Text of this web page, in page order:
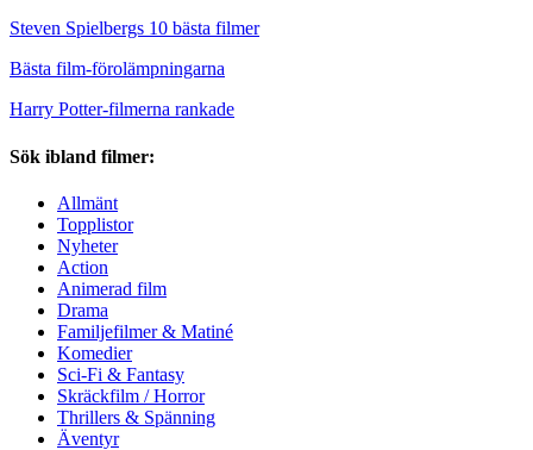
Steven Spielbergs 10 bästa filmer
Bästa film-förolämpningarna
Harry Potter-filmerna rankade
Sök ibland filmer:
Allmänt
Topplistor
Nyheter
Action
Animerad film
Drama
Familjefilmer & Matiné
Komedier
Sci-Fi & Fantasy
Skräckfilm / Horror
Thrillers & Spänning
Äventyr